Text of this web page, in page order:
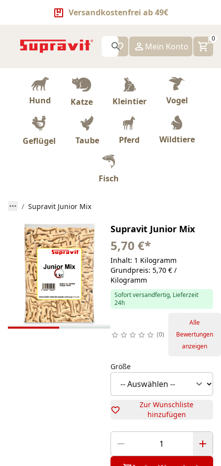
Versandkostenfrei ab 49€
0
Mein Konto
Hund Katze Kleintier Vogel
Geflügel Taube Pferd Wildtiere
Fisch
Supravit Junior Mix
Supravit Junior Mix
5,70 €*
Inhalt: 1 Kilogramm
Grundpreis: 5,70 € /
Kilogramm
Sofort versandfertig, Lieferzeit
24h
0
Alle
Bewertungen
anzeigen
Größe
Zur Wunschliste
hinzufügen